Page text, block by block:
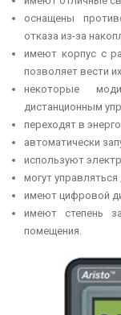
оснащены
отказа из-за
имеют корпус с
позволяет вести
некоторые
дистанционным
переходят в
автоматически
используют
могут
имеют цифровой
имеют степень
помещения.